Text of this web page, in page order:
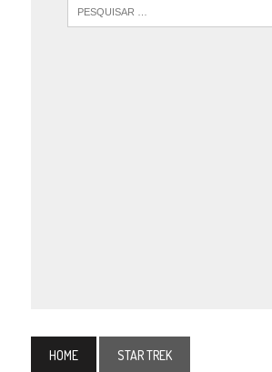
HOME STAR TREK